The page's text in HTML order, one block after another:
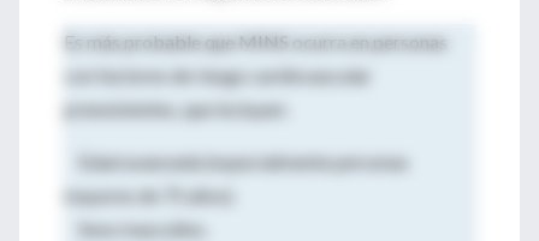
Es más probable que MINS ocurra en personas
con factores de riesgo cardiovascular
preexistentes, que incluyen:
Edad avanzada (especialmente personas
mayores de 75 años).
Sexo masculino.